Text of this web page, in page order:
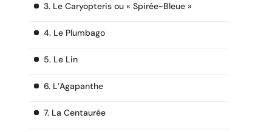
3. Le Caryopteris ou « Spirée-Bleue »
4. Le Plumbago
5. Le Lin
6. L’Agapanthe
7. La Centaurée